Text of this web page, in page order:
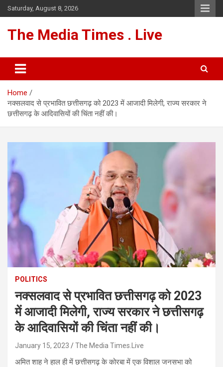
Skip
to
Saturday, August 8, 2026
The Media Times . Live
Home
नक्सलवाद से प्रभावित छत्तीसगढ़ को 2023 में आजादी मिलेगी, राज्य सरकार ने
छत्तीसगढ़ के आदिवासियों की चिंता नहीं की।
POLITICS
नक्सलवाद से प्रभावित छत्तीसगढ़ को 2023
में आजादी मिलेगी, राज्य सरकार ने छत्तीसगढ़
के आदिवासियों की चिंता नहीं की।
January 15, 2023 The Media Times.Live
अमित शाह ने हाल ही में छत्तीसगढ़ के कोरबा में एक विशाल जनसभा को